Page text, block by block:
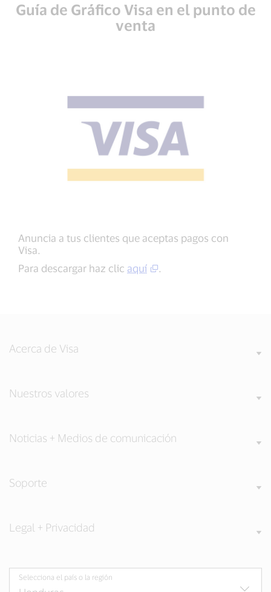
Guía de Gráfico Visa en el punto de
venta
Anuncia a tus clientes que aceptas pagos con
Visa.
Para descargar haz clic aquí .
Acerca de Visa
Nuestros valores
Noticias + Medios de comunicación
Soporte
Legal + Privacidad
Selecciona el país o la región